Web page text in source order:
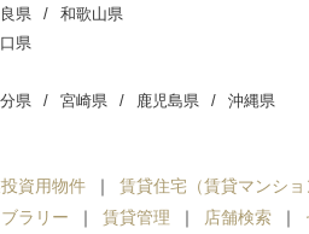
県 和歌山県
県
県 宮崎県 鹿児島県 沖縄県
資用物件 賃貸住宅（賃貸マンショ
ラリー 賃貸管理 店舗検索